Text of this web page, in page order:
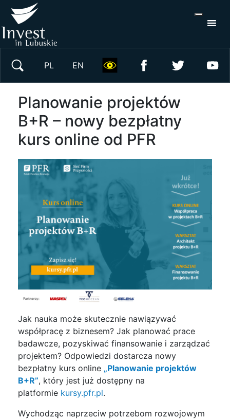
PL EN
Planowanie projektów
B+R – nowy bezpłatny
kurs online od PFR
Jak nauka może skutecznie nawiązywać
współpracę z biznesem? Jak planować prace
badawcze, pozyskiwać finansowanie i zarządzać
projektem? Odpowiedzi dostarcza nowy
bezpłatny kurs online „Planowanie projektów
B+R”, który jest już dostępny na
platformie kursy.pfr.pl.
Wychodząc naprzeciw potrzebom rozwojowym
Wyszukaj w serwisie